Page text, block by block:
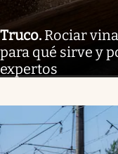
Truco. Rociar
para qué sirve y
expertos